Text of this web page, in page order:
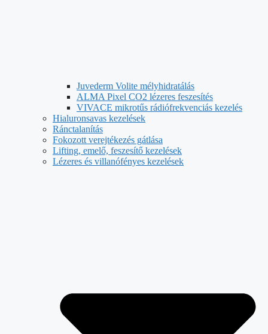
Juvederm Volite mélyhidratálás
ALMA Pixel CO2 lézeres feszesítés
VIVACE mikrotűs rádiófrekvenciás kezelés
Hialuronsavas kezelések
Ránctalanítás
Fokozott verejtékezés gátlása
Lifting, emelő, feszesítő kezelések
Lézeres és villanófényes kezelések